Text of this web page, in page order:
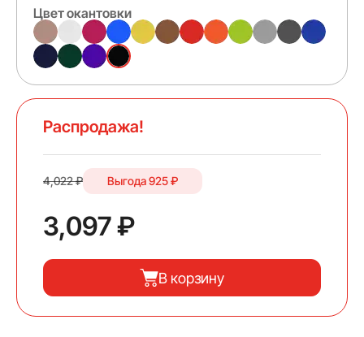
Распродажа!
4,022 ₽ Выгода925 ₽
3,097 ₽
В корзину
Цвет окантовки